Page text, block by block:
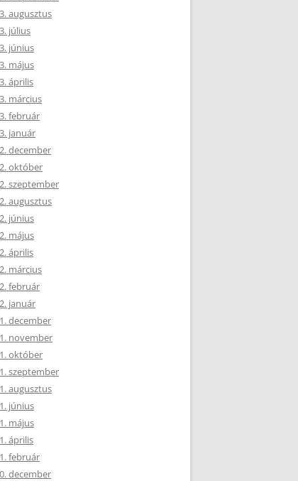
augusztus
július
június
május
április
március
február
január
december
október
szeptember
augusztus
június
május
április
március
február
január
december
november
október
szeptember
augusztus
június
május
április
február
december